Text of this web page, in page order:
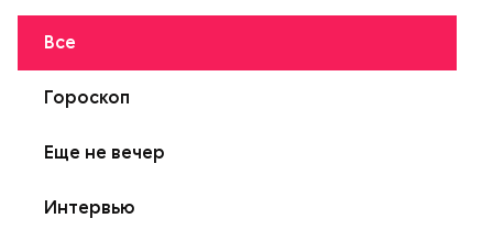
Все
Гороскоп
Еще не вечер
Интервью